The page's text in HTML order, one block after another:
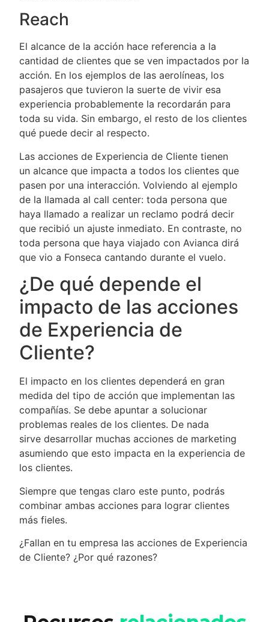
Reach
El alcance de la acción hace referencia a la
cantidad de clientes que se ven impactados por la
acción. En los ejemplos de las aerolíneas, los
pasajeros que tuvieron la suerte de vivir esa
experiencia probablemente la recordarán para
toda su vida. Sin embargo, el resto de los clientes
qué puede decir al respecto.
Las acciones de Experiencia de Cliente tienen
un alcance que impacta a todos los clientes que
pasen por una interacción. Volviendo al ejemplo
de la llamada al call center: toda persona que
haya llamado a realizar un reclamo podrá decir
que recibió un ajuste inmediato. En contraste, no
toda persona que haya viajado con Avianca dirá
que vio a Fonseca cantando durante el vuelo.
¿De qué depende el
impacto de las acciones
de Experiencia de
Cliente?
El impacto en los clientes dependerá en gran
medida del tipo de acción que implementan las
compañías. Se debe apuntar a solucionar
problemas reales de los clientes. De nada
sirve desarrollar muchas acciones de marketing
asumiendo que esto impacta en la experiencia de
los clientes.
Siempre que tengas claro este punto, podrás
combinar ambas acciones para lograr clientes
más fieles.
¿Fallan en tu empresa las acciones de Experiencia
de Cliente? ¿Por qué razones?